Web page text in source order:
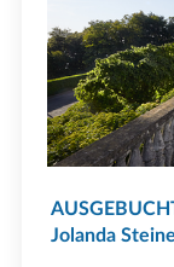
Jolanda